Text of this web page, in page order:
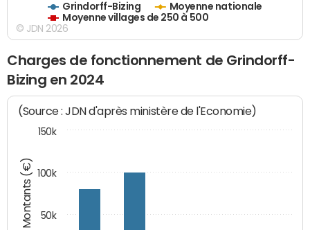
Grindorff-Bizing
Moyenne nationale
Moyenne villages de 250 à 500
© JDN 2026
Charges de fonctionnement de Grindorff-
Bizing en 2024
Montants (€)
(Source : JDN d'après ministère de l'Economie)
50k
100k
150k